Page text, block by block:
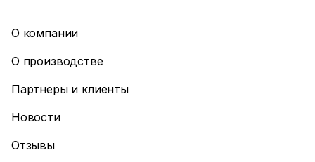
О компании
О производстве
Партнеры и клиенты
Новости
Отзывы